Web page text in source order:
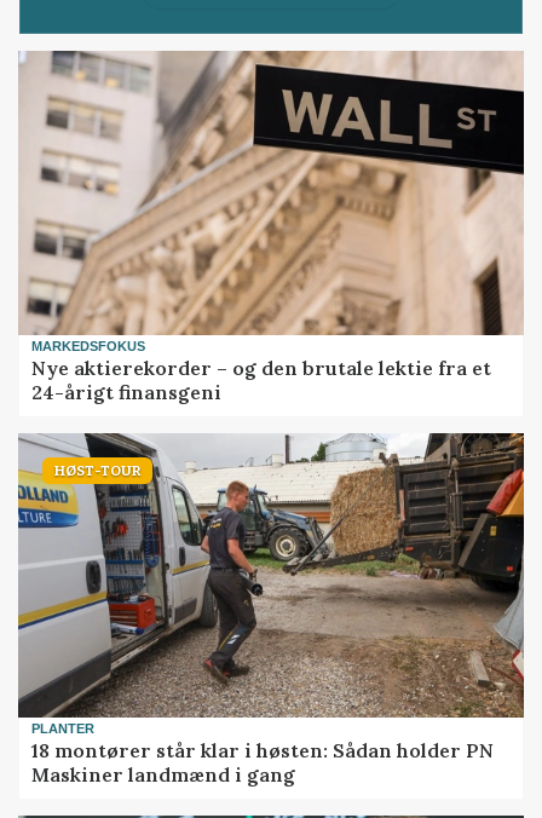
MARKEDSFOKUS
Nye aktierekorder – og den brutale lektie fra et
24-årigt finansgeni
HØST-TOUR
PLANTER
18 montører står klar i høsten: Sådan holder PN
Maskiner landmænd i gang